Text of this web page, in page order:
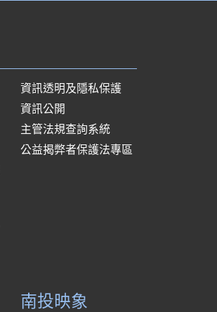
資訊透明及隱私保護
資訊公開
主管法規查詢系統
公益揭弊者保護法專區
南投映象